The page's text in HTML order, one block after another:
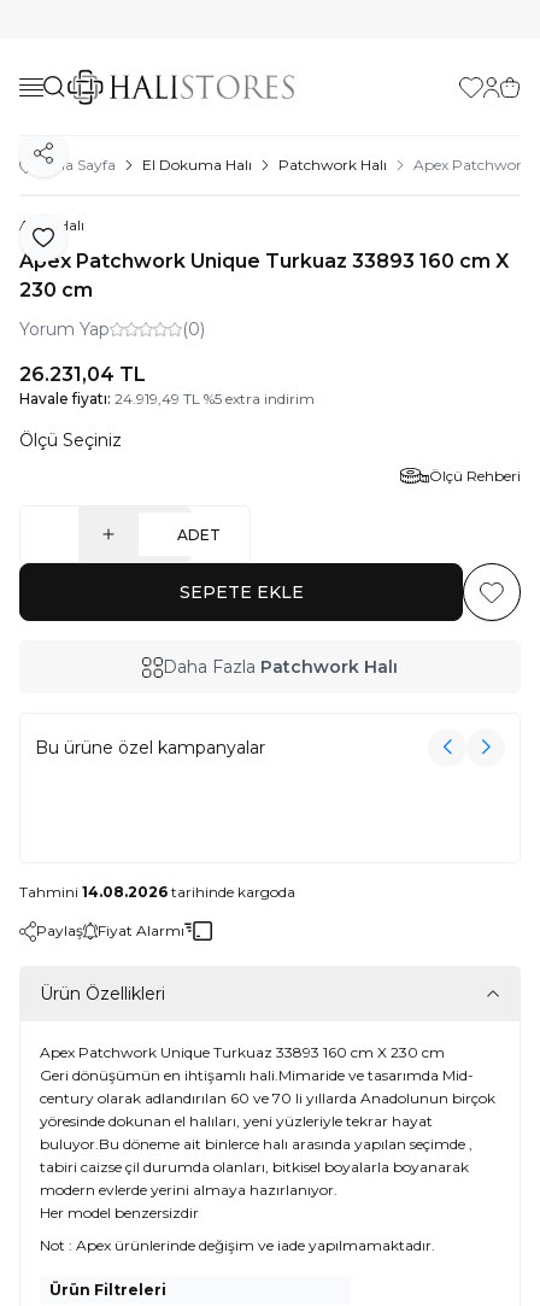
Favorilerim
Ana Sayfa El Dokuma Halı Patchwork Halı Apex Patchwork
Favoriye Ekle
Paylaş
Apex Halı
Apex Patchwork Unique Turkuaz 33893 160 cm X
230 cm
Yorum Yap (0)
26.231,04 TL
Havale fiyatı: 24.919,49 TL %5 extra indirim
Ölçü Seçiniz
Ölçü Rehberi
ADET
SEPETE EKLE
Daha Fazla Patchwork Halı
Bu ürüne özel kampanyalar
Tahmini 14.08.2026 tarihinde kargoda
Paylaş Fiyat Alarmı
Ürün Özellikleri
Apex Patchwork Unique Turkuaz 33893 160 cm X 230 cm
Geri dönüşümün en ihtişamlı hali.Mimaride ve tasarımda Mid-
century olarak adlandırılan 60 ve 70 li yıllarda Anadolunun birçok
yöresinde dokunan el halıları, yeni yüzleriyle tekrar hayat
buluyor.Bu döneme ait binlerce halı arasında yapılan seçimde ,
tabiri caizse çil durumda olanları, bitkisel boyalarla boyanarak
modern evlerde yerini almaya hazırlanıyor.
Her model benzersizdir
Not : Apex ürünlerinde değişim ve iade yapılmamaktadır.
Ürün Filtreleri